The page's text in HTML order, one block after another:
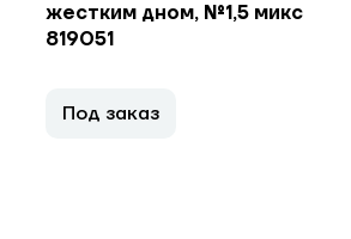
жестким дном, №1,5 микс
819051
Под заказ